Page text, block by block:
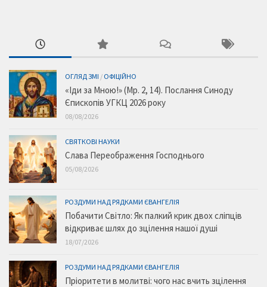
ОГЛЯД ЗМІ / ОФІЦІЙНО
«Іди за Мною!» (Мр. 2, 14). Послання Синоду
Єпископів УГКЦ 2026 року
08/08/2026
СВЯТКОВІ НАУКИ
Слава Переображення Господнього
05/08/2026
РОЗДУМИ НАД РЯДКАМИ ЄВАНГЕЛІЯ
Побачити Світло: Як палкий крик двох сліпців
відкриває шлях до зцілення нашої душі
18/07/2026
РОЗДУМИ НАД РЯДКАМИ ЄВАНГЕЛІЯ
Пріоритети в молитві: чого нас вчить зцілення